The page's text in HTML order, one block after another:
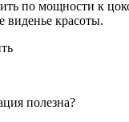
по мощности к
красоты.
полезна?